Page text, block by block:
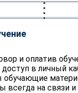
и оплатив
в личный
обучающие
всегда на связи